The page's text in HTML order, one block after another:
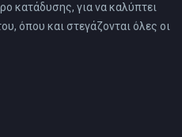
κατάδυσης, για να καλύπτει
όπου και στεγάζονται όλες οι